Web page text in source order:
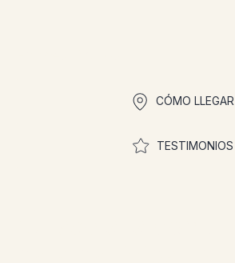
CÓMO LLEGAR
TESTIMONIOS